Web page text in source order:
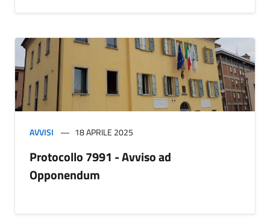
AVVISI 18 APRILE 2025
Protocollo 7991 - Avviso ad
Opponendum